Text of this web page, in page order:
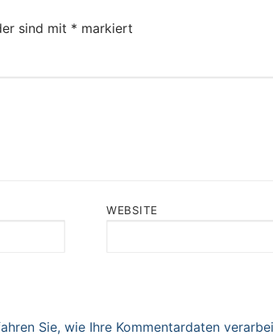
sind mit * markiert
WEBSITE
Sie, wie Ihre Kommentardaten